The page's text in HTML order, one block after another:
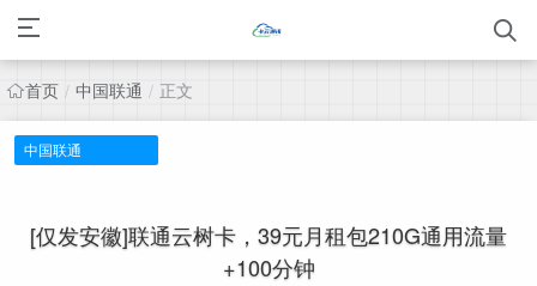
首页 / 中国联通 / 正文
中国联通
[仅发安徽]联通云树卡，39元月租包210G通用流量
+100分钟